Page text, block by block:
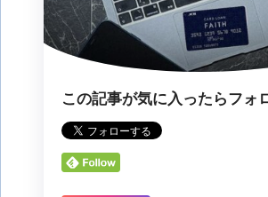
この記事が気に入ったらフォ